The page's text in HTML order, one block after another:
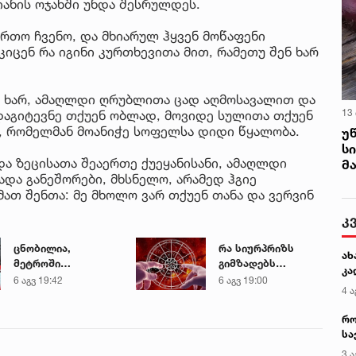
ოჯახში უნდა შესრულდეს.
ჩვენო, და მხიარულ ჰყვენ მოწაფენი
რა იგინი კურთხევითა მით, რამეთუ შენ ხარ
ხარ, ამაღლდი ღრუბლითა ცად აღმოსავალით და
თქუენ ობლად, მოვიდე სულითა თქუენ
რომელმან მოანიჭე სოფელსა დიდი წყალობა.
ზეცისათა შეაერთე ქუეყანისანი, ამაღლდი
განეშორები, მხსნელო, არამედ ჰგიე
შენთა: მე მხოლო ვარ თქუენ თანა და ვერვინ
ცნობილია,
მეტროში
გარდაცვლილი 21
6 აგვ 19:42
რა სიურპრიზს
გიმზადებს
აგვისტო -
6 აგვ 19:00
13
4